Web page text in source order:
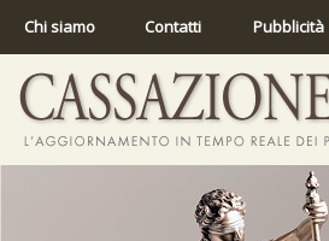
Chi siamo Contatti Pubblicità